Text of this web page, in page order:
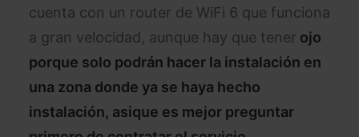
cuenta con un router de WiFi 6 que funciona
a gran velocidad, aunque hay que tener ojo
porque solo podrán hacer la instalación en
una zona donde ya se haya hecho
instalación, asique es mejor preguntar